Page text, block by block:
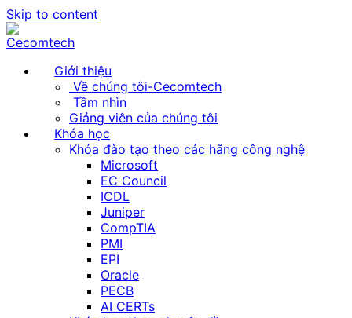
Skip to content
Giới thiệu
Về chúng tôi-Cecomtech
Tầm nhìn
Giảng viên của chúng tôi
Khóa học
Khóa đào tạo theo các hãng công nghệ
Microsoft
EC Council
ICDL
Juniper
CompTIA
PMI
EPI
Oracle
PECB
AI CERTs